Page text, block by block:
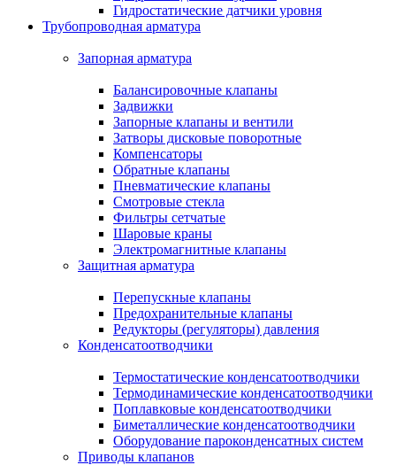
Гидростатические датчики уровня
Трубопроводная арматура
Запорная арматура
Балансировочные клапаны
Задвижки
Запорные клапаны и вентили
Затворы дисковые поворотные
Компенсаторы
Обратные клапаны
Пневматические клапаны
Смотровые стекла
Фильтры сетчатые
Шаровые краны
Электромагнитные клапаны
Защитная арматура
Перепускные клапаны
Предохранительные клапаны
Редукторы (регуляторы) давления
Конденсатоотводчики
Термостатические конденсатоотводчики
Термодинамические конденсатоотводчики
Поплавковые конденсатоотводчики
Биметаллические конденсатоотводчики
Оборудование пароконденсатных систем
Приводы клапанов